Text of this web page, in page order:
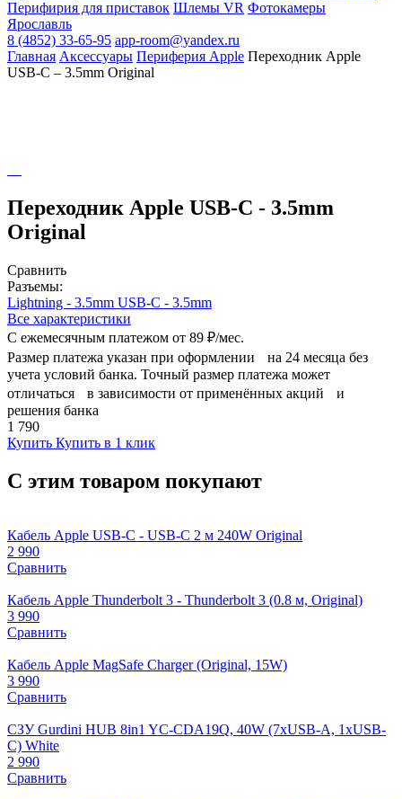
Перифирия для приставок Шлемы VR Фотокамеры
Ярославль
8 (4852) 33-65-95 app-room@yandex.ru
Главная Аксессуары Периферия Apple Переходник Apple
USB-C – 3.5mm Original
Переходник Apple USB-C - 3.5mm
Original
Сравнить
Разъемы:
Lightning - 3.5mm USB-C - 3.5mm
Все характеристики
С ежемесячным платежом от 89 ₽/мес.
Размер платежа указан при оформлении на 24 месяца без
учета условий банка. Точный размер платежа может
отличаться в зависимости от применённых акций и
решения банка
1 790
Купить Купить в 1 клик
С этим товаром покупают
Кабель Apple USB-C - USB-C 2 м 240W Original
2 990
Сравнить
Кабель Apple Thunderbolt 3 - Thunderbolt 3 (0.8 м, Original)
3 990
Сравнить
Кабель Apple MagSafe Charger (Original, 15W)
3 990
Сравнить
СЗУ Gurdini HUB 8in1 YC-CDA19Q, 40W (7xUSB-A, 1xUSB-
C) White
2 990
Сравнить